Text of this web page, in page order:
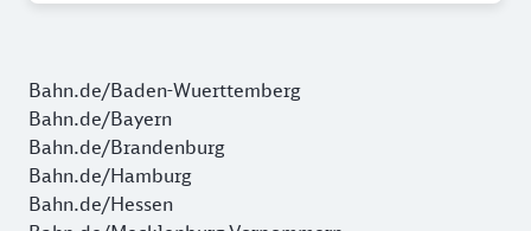
Bahn.de/Baden-Wuerttemberg
Bahn.de/Bayern
Bahn.de/Brandenburg
Bahn.de/Hamburg
Bahn.de/Hessen